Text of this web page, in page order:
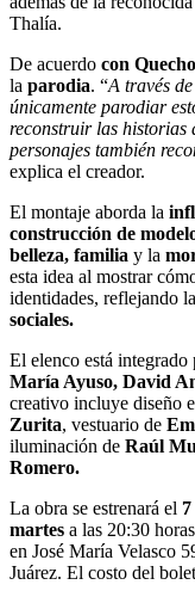
Thalía.
De acuerdo con
la parodia. “A través
únicamente parodiar
reconstruir las historias
personajes también
explica el creador.
El montaje aborda la
construcción de
belleza, familia y la
esta idea al mostrar
identidades, reflejando
sociales.
El elenco está integrado
María Ayuso, David
creativo incluye diseño
Zurita, vestuario de
iluminación de Raúl
Romero.
La obra se estrenará el
martes a las 20:30
en José María Velasco
Juárez. El costo del